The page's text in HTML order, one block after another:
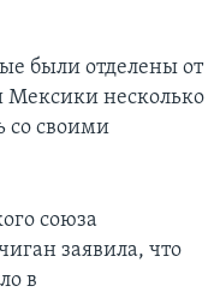
были отделены от
несколько
со своими
союза
заявила, что
в